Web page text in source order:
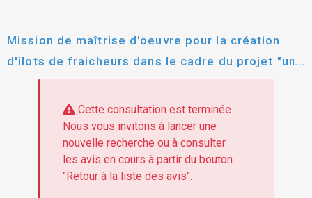
Mission de maîtrise d'oeuvre pour la création
d'îlots de fraicheurs dans le cadre du projet "un
gosier vert"
Cette consultation est terminée.
Nous vous invitons à lancer une
nouvelle recherche ou à consulter
les avis en cours à partir du bouton
"Retour à la liste des avis".